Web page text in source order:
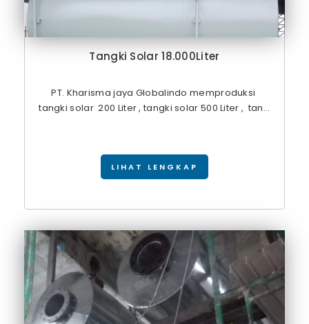
Tangki Solar 18.000Liter
PT. Kharisma jaya Globalindo memproduksi
tangki solar 200 Liter , tangki solar 500 Liter , tan...
LIHAT LENGKAP